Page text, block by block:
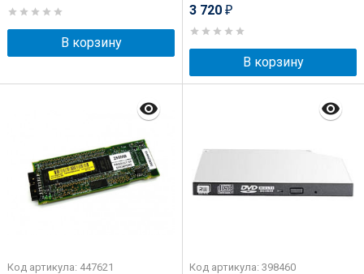
В корзину
3 720 ₽
В корзину
Код артикула: 447621 Код артикула: 398460